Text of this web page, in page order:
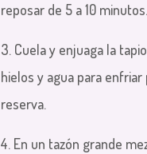
reposar de 5 a 10 minutos.
3. Cuela y enjuaga la
hielos y agua para
reserva.
4. En un tazón grande